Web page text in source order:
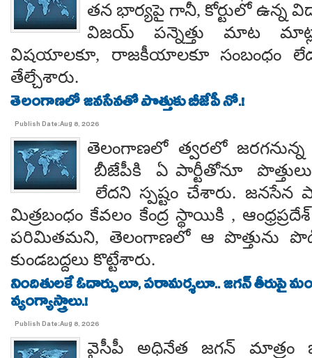
తన భార్యపై గానీ, కోర్టులో ఉన్న
విజయ్ పన్నెత్తు మాట
విషయాలకూ, రాజకీయాలకూ సంబంధం
తేల్చేశారు.
తెలంగాణలో జనసేనతో పొత్తుకు బీజేపీ నో.!
Publish Date:Aug 8, 2026
తెలంగాణలో త్వరలో
బీజేపీకి ఏ పార్టీతోనూ పొత్తులు
లేదని స్పష్టం చేశారు. జనసేన
మిత్రబంధం కేవలం కేంద్ర స్థాయికి ,
పరిమితమని, తెలంగాణలో ఆ పొత్తును
కుండబద్దలు కొట్టేశారు.
నిందితులకే ఓదార్పులూ, పరామర్శలూ.. జగన్ తీరుపై
వ్యంగ్యాస్త్రాలు.!
Publish Date:Aug 8, 2026
వైసీపీ అధినేత జగన్ మాత్రం